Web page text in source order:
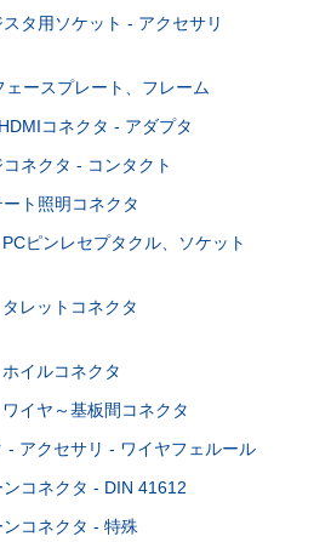
タ用ソケット - アクセサリ
ェースプレート、フレーム
コネクタ - アダプタ
ネクタ - コンタクト
ト照明コネクタ
ピンレセプタクル、ソケット
レットコネクタ
イルコネクタ
イヤ～基板間コネクタ
- アクセサリ - ワイヤフェルール
コネクタ - DIN 41612
コネクタ - 特殊